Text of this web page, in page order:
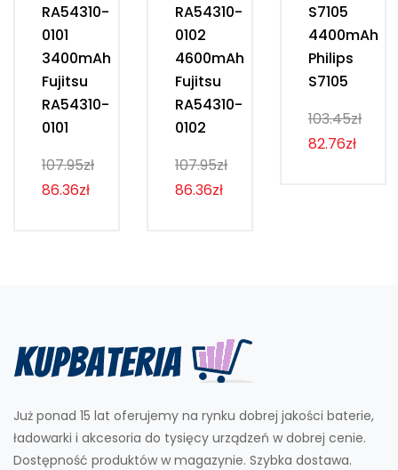
RA54310-
0101
3400mAh
Fujitsu
RA54310-
0101
107.95zł
86.36zł
RA54310-
0102
4600mAh
Fujitsu
RA54310-
0102
107.95zł
86.36zł
S7105
4400mAh
Philips
S7105
103.45zł
82.76zł
Już ponad 15 lat oferujemy na rynku dobrej jakości baterie,
ładowarki i akcesoria do tysięcy urządzeń w dobrej cenie.
Dostępność produktów w magazynie. Szybka dostawa.